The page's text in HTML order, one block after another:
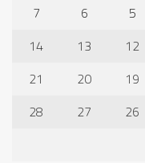
5
6
7
12
13
14
19
20
21
26
27
28